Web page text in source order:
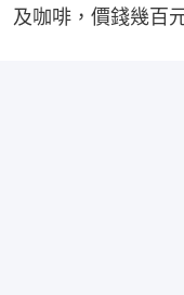
及咖啡，價錢幾百